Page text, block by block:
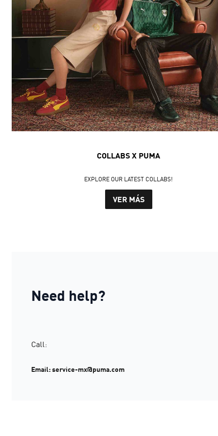
COLLABS X PUMA
EXPLORE OUR LATEST COLLABS!
VER MÁS
Need help?
Call:
Email: service-mx@puma.com